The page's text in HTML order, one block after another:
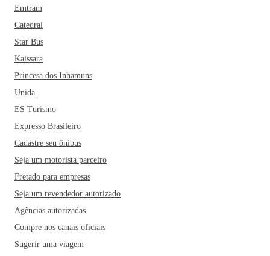
Emtram
Catedral
Star Bus
Kaissara
Princesa dos Inhamuns
Unida
ES Turismo
Expresso Brasileiro
Cadastre seu ônibus
Seja um motorista parceiro
Fretado para empresas
Seja um revendedor autorizado
Agências autorizadas
Compre nos canais oficiais
Sugerir uma viagem